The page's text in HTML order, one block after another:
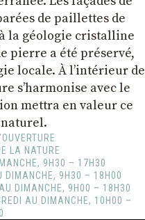
de paillettes de
la géologie cristalline
pierre a été préservé,
locale. À l’intérieur de
s’harmonise avec le
mettra en valeur ce
LA NATURE
9H30 – 17H30
DIMANCHE, 9H30 – 18H00
DIMANCHE, 9H00 – 18H30
AU DIMANCHE, 10H00 –